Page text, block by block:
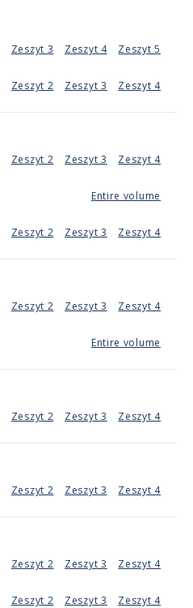
Zeszyt 3 Zeszyt 4 Zeszyt 5
Zeszyt 2 Zeszyt 3 Zeszyt 4
Zeszyt 2 Zeszyt 3 Zeszyt 4
Entire volume
Zeszyt 2 Zeszyt 3 Zeszyt 4
Zeszyt 2 Zeszyt 3 Zeszyt 4
Entire volume
Zeszyt 2 Zeszyt 3 Zeszyt 4
Zeszyt 2 Zeszyt 3 Zeszyt 4
Zeszyt 2 Zeszyt 3 Zeszyt 4
Zeszyt 2 Zeszyt 3 Zeszyt 4